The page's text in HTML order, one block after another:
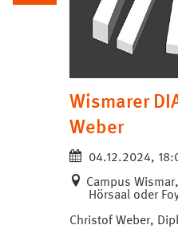
Wismarer
Weber
04.12.2024,
Campus
Hörsaal oder
Christof Weber,